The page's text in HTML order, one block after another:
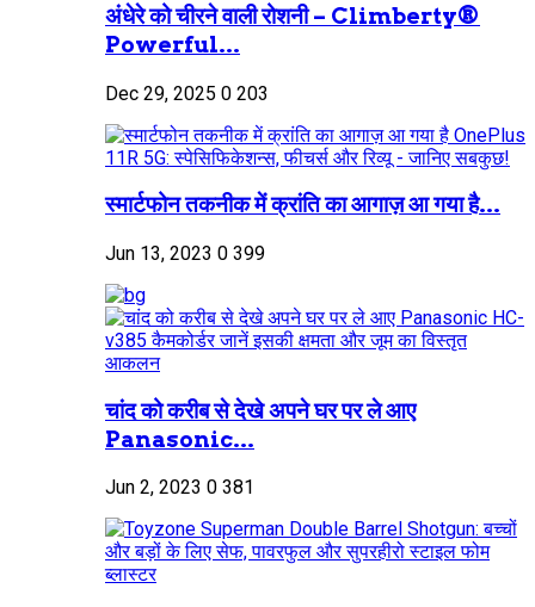
अंधेरे को चीरने वाली रोशनी – Climberty®
Powerful...
Dec 29, 2025 0 203
स्मार्टफोन तकनीक में क्रांति का आगाज़ आ गया है...
Jun 13, 2023 0 399
चांद को करीब से देखे अपने घर पर ले आए
Panasonic...
Jun 2, 2023 0 381